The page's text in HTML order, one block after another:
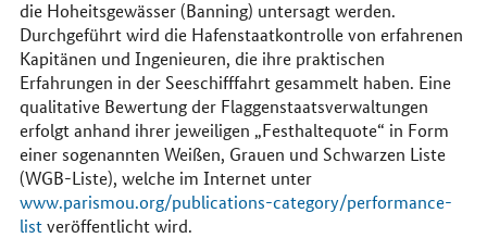
die Hoheitsgewässer (Banning) untersagt werden.
Durchgeführt wird die Hafenstaatkontrolle von erfahrenen
Kapitänen und Ingenieuren, die ihre praktischen
Erfahrungen in der Seeschifffahrt gesammelt haben. Eine
qualitative Bewertung der Flaggenstaatsverwaltungen
erfolgt anhand ihrer jeweiligen „Festhaltequote“ in Form
einer sogenannten Weißen, Grauen und Schwarzen Liste
(WGB-Liste), welche im Internet unter
www.parismou.org/publications-category/performance-
listveröffentlicht wird.